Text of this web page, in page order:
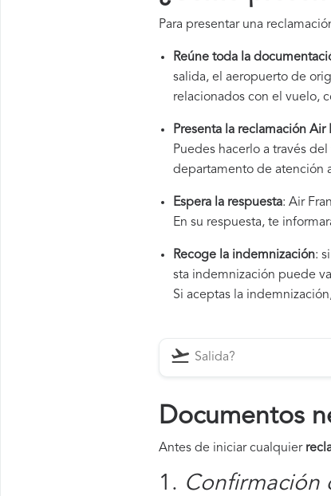
Para presentar una
Reúne toda la
salida, el aeropuerto de
relacionados con el vuelo,
Presenta la reclamación Air
Puedes hacerlo a través
departamento de atención
Espera la respuesta: Air
En su respuesta, te
Recoge la indemnización:
sta indemnización puede
Si aceptas la
Documentos
Antes de iniciar cualquier
1. Confirmación